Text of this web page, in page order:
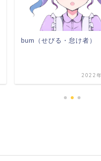
bum（せびる・怠け者）
2022